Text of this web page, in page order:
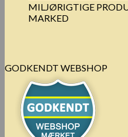
MILJØRIGTIGE
MARKED
GODKENDT WEBSHOP